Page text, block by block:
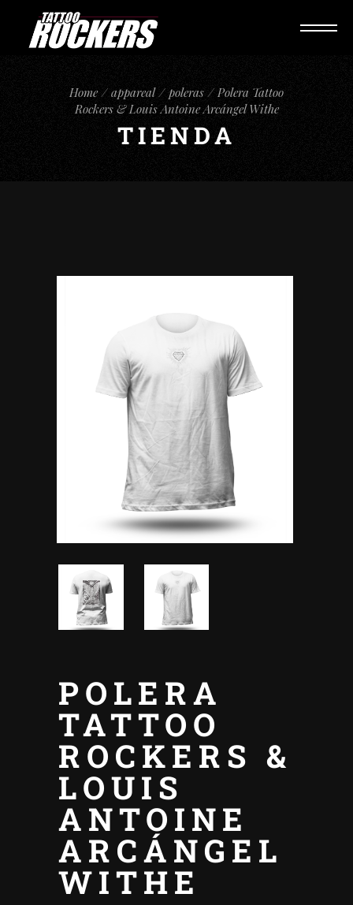
Home appareal poleras
Polera Tattoo
Rockers & Louis Antoine Arcángel Withe
TIENDA
POLERA
TATTOO
ROCKERS &
LOUIS
ANTOINE
ARCÁNGEL
WITHE